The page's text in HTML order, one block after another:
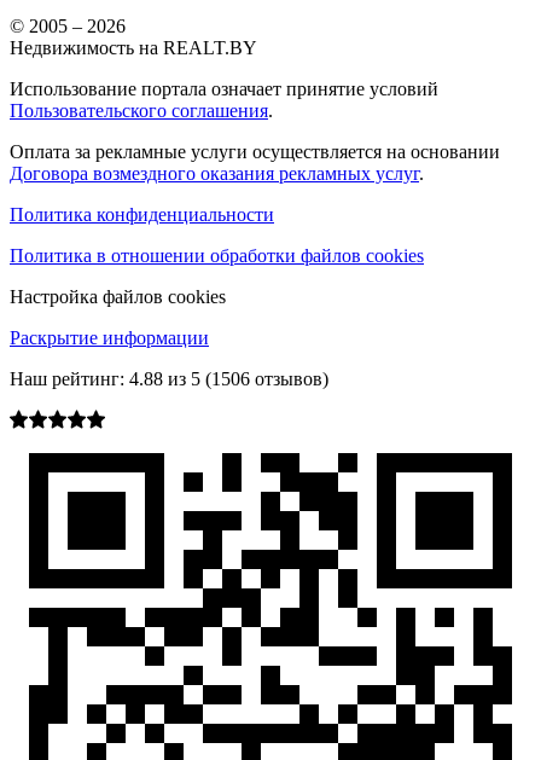
© 2005 – 2026
Недвижимость на REALT.BY
Использование портала означает принятие условий
Пользовательского соглашения.
Оплата за рекламные услуги осуществляется на основании
Договора возмездного оказания рекламных услуг.
Политика конфиденциальности
Политика в отношении обработки файлов cookies
Настройка файлов cookies
Раскрытие информации
Наш рейтинг: 4.88 из 5 (1506 отзывов)